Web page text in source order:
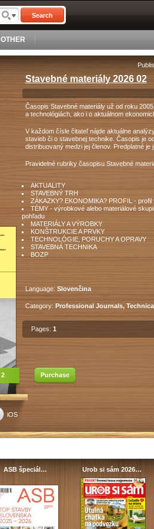
Search
OTHER
iOS
2
Stavebné materiály 2026 02
Časopis Stavebné materiály už od roku
a technológiách, ako i o aktuálnom
V každom čísle čitateľ nájde aktuálne
stavieb či o stavebnej technike. Časopis je
distribuovaný medzi jej členov. Predplatné je
Pravidelné rubriky časopisu Stavebné
AKTUALITY
STAVEBNÝ TRH
ZÁKAZKY? EKONOMIKA? PROFIL -
TÉMY - výrobkové alebo materiálové
pohľadu
MATERIÁLY A VÝROBKY
KONŠTRUKCIE A PRVKY
TECHNOLÓGIE, PORUCHY A OPRAVY
STAVEBNÁ TECHNIKA
BOZP
Language: Slovenčina
Category: Professional Journals,
Pages: 1
Purchase
ASB špeciál… Urob si sám 2026…